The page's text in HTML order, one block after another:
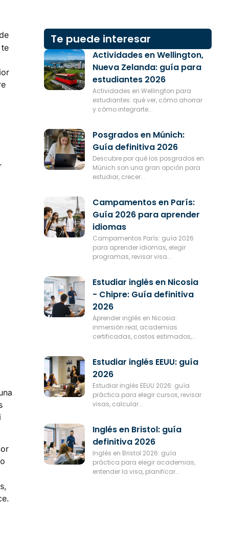
Te puede interesar
Actividades en Wellington,
Nueva Zelanda: guía para
estudiantes 2026
Actividades en Wellington para
estudiantes: qué ver, cómo ahorrar
y cómo integrarte...
Posgrados en Múnich:
Guía definitiva 2026
Descubre por qué los posgrados en
Múnich son una gran opción para
estudiar, crecer...
Campamentos en París:
Guía 2026 para aprender
idiomas
Campamentos París: guía 2026
para aprender idiomas, elegir
programas, revisar visa...
Estudiar inglés en Nicosia
- Chipre: Guía definitiva
2026
Aprender inglés en Nicosia:
inmersión real, academias
certificadas, costos estimados,...
Estudiar inglés EEUU: guía
2026
Estudiar inglés EEUU 2026: guía
práctica para elegir cursos, revisar
visas, calcular...
Inglés en Bristol: guía
definitiva 2026
Inglés en Bristol 2026: guía
práctica para elegir academias,
entender la visa, planificar...